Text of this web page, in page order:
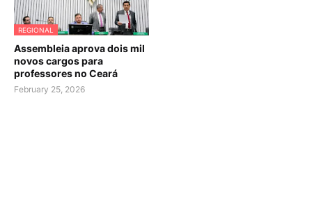
REGIONAL
Assembleia aprova dois mil
novos cargos para
professores no Ceará
February 25, 2026